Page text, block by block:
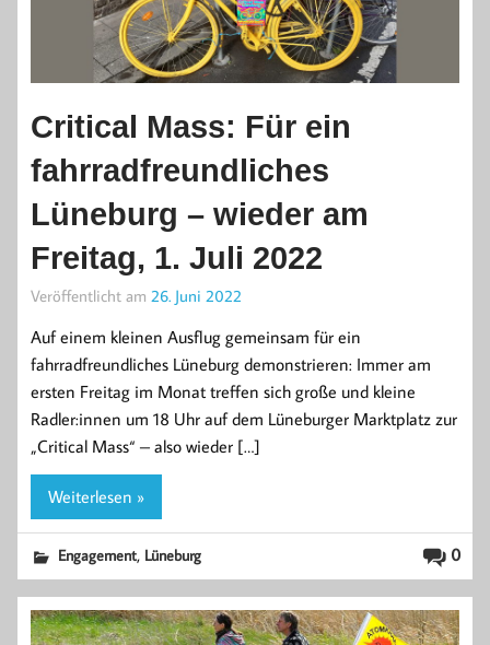
Critical Mass: Für ein
fahrradfreundliches
Lüneburg – wieder am
Freitag, 1. Juli 2022
Veröffentlicht am 26. Juni 2022
Auf einem kleinen Ausflug gemeinsam für ein
fahrradfreundliches Lüneburg demonstrieren: Immer am
ersten Freitag im Monat treffen sich große und kleine
Radler:innen um 18 Uhr auf dem Lüneburger Marktplatz zur
„Critical Mass“ – also wieder […]
Weiterlesen »
0
Engagement, Lüneburg